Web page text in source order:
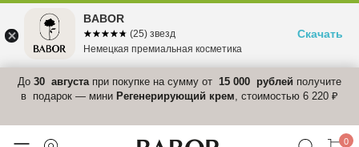
До 30 августапри покупке на сумму от 15 000 рублей получите
в подарок — мини Регенерирующий крем, стоимостью 6 220 ₽
0
BABOR
☆☆☆☆☆
★★★★★ (25) звезд
Немецкая премиальная косметика
Скачать